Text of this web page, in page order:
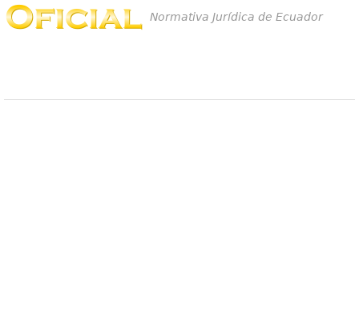
Normativa Jurídica de Ecuador